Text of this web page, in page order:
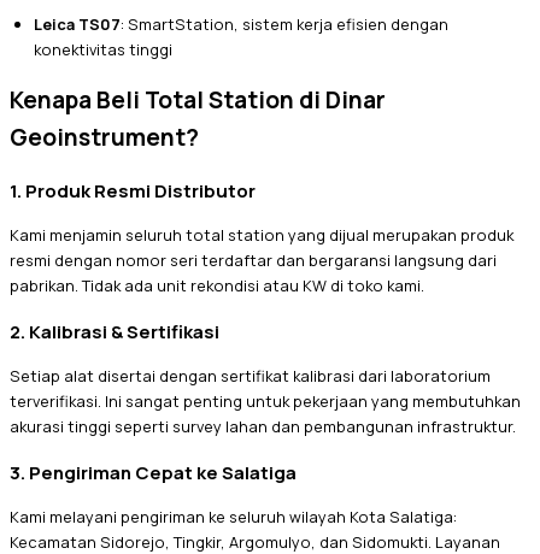
Leica TS07: SmartStation, sistem kerja efisien dengan
konektivitas tinggi
Kenapa Beli Total Station di Dinar
Geoinstrument?
1. Produk Resmi Distributor
Kami menjamin seluruh total station yang dijual merupakan produk
resmi dengan nomor seri terdaftar dan bergaransi langsung dari
pabrikan. Tidak ada unit rekondisi atau KW di toko kami.
2. Kalibrasi & Sertifikasi
Setiap alat disertai dengan sertifikat kalibrasi dari laboratorium
terverifikasi. Ini sangat penting untuk pekerjaan yang membutuhkan
akurasi tinggi seperti survey lahan dan pembangunan infrastruktur.
3. Pengiriman Cepat ke Salatiga
Kami melayani pengiriman ke seluruh wilayah Kota Salatiga:
Kecamatan Sidorejo, Tingkir, Argomulyo, dan Sidomukti. Layanan